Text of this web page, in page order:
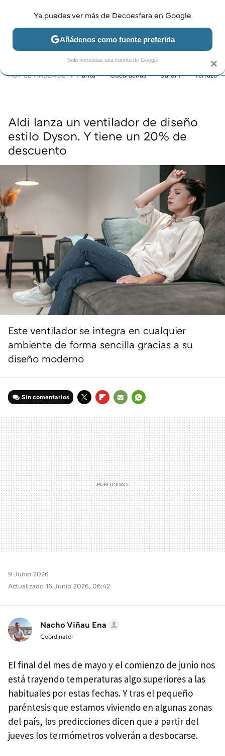
JARDÍN Y TERRAZA SALÓN DORMITORIO COCINA
HOY SE HABLA DE Planta Cucarachas Jardín Terraza
Aldi lanza un ventilador de diseño
estilo Dyson. Y tiene un 20% de
descuento
Este ventilador se integra en cualquier
ambiente de forma sencilla gracias a su
diseño moderno
Sin comentarios
MAIL
9 Junio 2026
Actualizado 16 Junio 2026, 06:42
Nacho Viñau Ena
Coordinator
El final del mes de mayo y el comienzo de junio nos
está trayendo temperaturas algo superiores a las
habituales por estas fechas. Y tras el pequeño
paréntesis que estamos viviendo en algunas zonas
del país, las predicciones dicen que a partir del
jueves los termómetros volverán a desbocarse.
×
Ya puedes ver más de Decoesfera en Google
Añádenos como fuente preferida
Solo necesitas una cuenta de Google